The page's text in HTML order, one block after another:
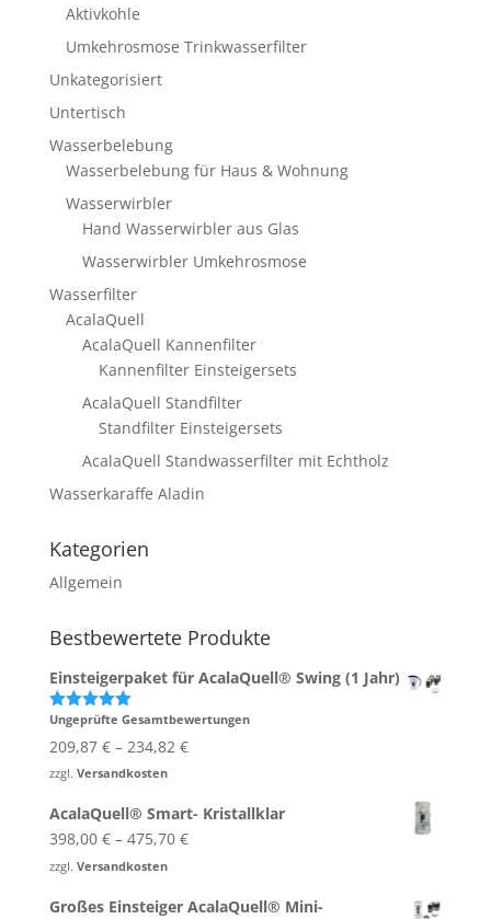
Aktivkohle
Umkehrosmose Trinkwasserfilter
Unkategorisiert
Untertisch
Wasserbelebung
Wasserbelebung für Haus & Wohnung
Wasserwirbler
Hand Wasserwirbler aus Glas
Wasserwirbler Umkehrosmose
Wasserfilter
AcalaQuell
AcalaQuell Kannenfilter
Kannenfilter Einsteigersets
AcalaQuell Standfilter
Standfilter Einsteigersets
AcalaQuell Standwasserfilter mit Echtholz
Wasserkaraffe Aladin
Kategorien
Allgemein
Bestbewertete Produkte
Einsteigerpaket für AcalaQuell® Swing (1 Jahr)
Bewertet
von 5
Ungeprüfte Gesamtbewertungen
209,87 €– 234,82 €
zzgl. Versandkosten
AcalaQuell® Smart- Kristallklar
398,00 €– 475,70 €
zzgl. Versandkosten
Großes Einsteiger AcalaQuell® Mini-